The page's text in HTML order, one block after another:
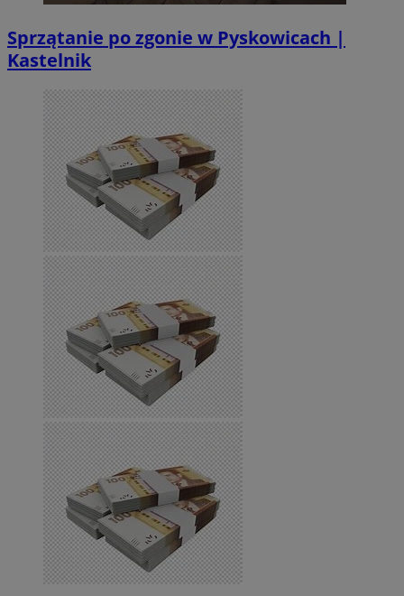
Sprzątanie po zgonie w Pyskowicach |
Kastelnik